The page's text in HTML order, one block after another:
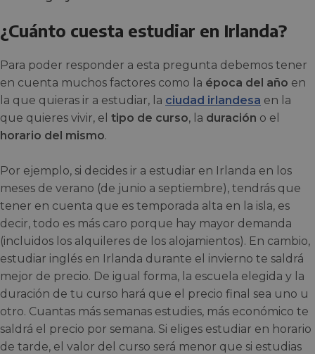
¿Cuánto cuesta estudiar en Irlanda?
Para poder responder a esta pregunta debemos tener
en cuenta muchos factores como la época del año en
la que quieras ir a estudiar, la ciudad irlandesa en la
que quieres vivir, el tipo de curso, la duración o el
horario del mismo.
Por ejemplo, si decides ir a estudiar en Irlanda en los
meses de verano (de junio a septiembre), tendrás que
tener en cuenta que es temporada alta en la isla, es
decir, todo es más caro porque hay mayor demanda
(incluidos los alquileres de los alojamientos). En cambio,
estudiar inglés en Irlanda durante el invierno te saldrá
mejor de precio. De igual forma, la escuela elegida y la
duración de tu curso hará que el precio final sea uno u
otro. Cuantas más semanas estudies, más económico te
saldrá el precio por semana. Si eliges estudiar en horario
de tarde, el valor del curso será menor que si estudias